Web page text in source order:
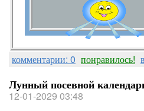
комментарии: 0 понравилось!
Лунный посевной
12-01-2029 03:48